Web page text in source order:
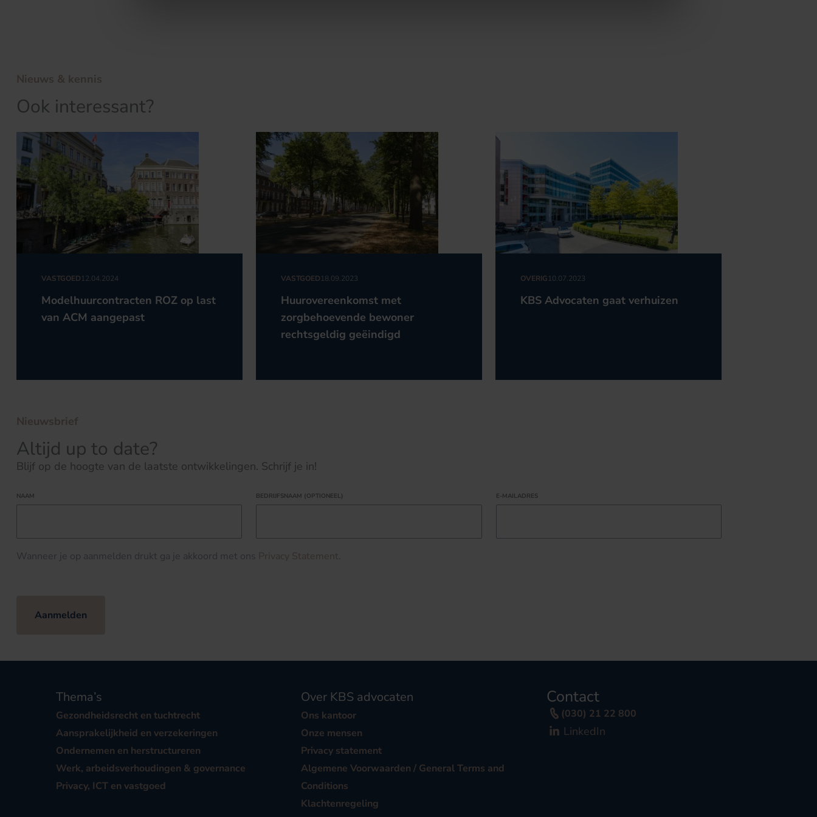
Nieuws & kennis
Ook interessant?
VASTGOED12.04.2024
Modelhuurcontracten ROZ op last
van ACM aangepast
VASTGOED18.09.2023
Huurovereenkomst met
zorgbehoevende bewoner
rechtsgeldig geëindigd
OVERIG10.07.2023
KBS Advocaten gaat verhuizen
Nieuwsbrief
Altijd up to date?
Blijf op de hoogte van de laatste ontwikkelingen. Schrijf je in!
NAAM BEDRIJFSNAAM (OPTIONEEL) E-MAILADRES
Wanneer je op aanmelden drukt ga je akkoord met ons Privacy Statement.
Aanmelden
Thema’s
Gezondheidsrecht en tuchtrecht
Aansprakelijkheid en verzekeringen
Ondernemen en herstructureren
Werk, arbeidsverhoudingen & governance
Privacy, ICT en vastgoed
Over KBS advocaten
Ons kantoor
Onze mensen
Privacy statement
Algemene Voorwaarden / General Terms and
Conditions
Klachtenregeling
Contact
(030) 21 22 800
LinkedIn